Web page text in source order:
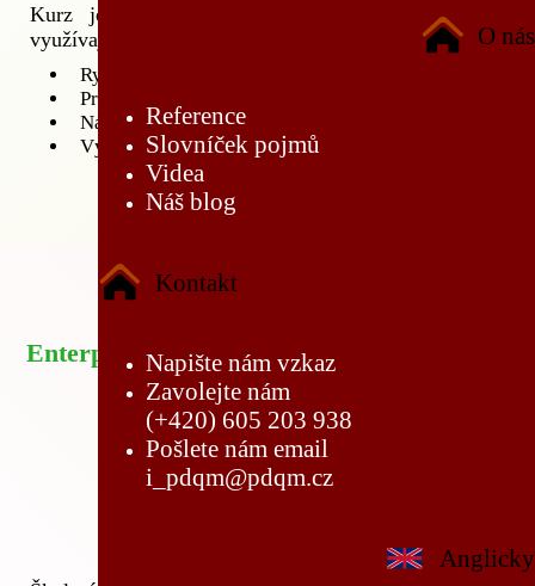
O nás
Reference
Slovníček pojmů
Videa
Náš blog
Kontakt
Napište nám vzkaz
Zavolejte nám
(+420) 605 203 938
Pošlete nám email
i_pdqm@pdqm.cz
Anglicky
Kurz je určen pracovníkům, kteří již EA rutinně
využívají pro kreslení a modelování.
Rychlá a efektivní orientace a změny v modelu
Práce s modelem v projektu
Nástroje pro řízení změn, revizí a komunikace
Výstupy, skriptování a exporty
Enterprise Architect jako týmový nástroj